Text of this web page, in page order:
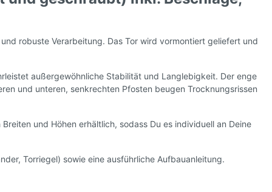
robuste Verarbeitung. Das Tor wird vormontiert geliefert und
außergewöhnliche Stabilität und Langlebigkeit. Der enge
und unteren, senkrechten Pfosten beugen Trocknungsrissen
und Höhen erhältlich, sodass Du es individuell an Deine
Torriegel) sowie eine ausführliche Aufbauanleitung.